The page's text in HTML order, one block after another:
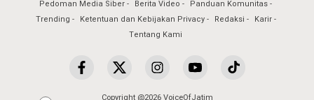
Pedoman Media Siber Berita Video
Panduan Komunitas
Trending
Ketentuan dan Kebijakan Privacy Redaksi
Karir
Tentang Kami
Copyright @2026 VoiceOfJatim